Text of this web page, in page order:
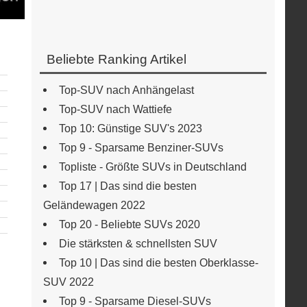
Beliebte Ranking Artikel
Top-SUV nach Anhängelast
Top-SUV nach Wattiefe
Top 10: Günstige SUV's 2023
Top 9 - Sparsame Benziner-SUVs
Topliste - Größte SUVs in Deutschland
Top 17 | Das sind die besten
Geländewagen 2022
Top 20 - Beliebte SUVs 2020
Die stärksten & schnellsten SUV
Top 10 | Das sind die besten Oberklasse-
SUV 2022
Top 9 - Sparsame Diesel-SUVs